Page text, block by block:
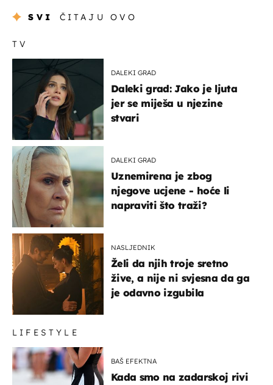
SVI ČITAJU OVO
TV
DALEKI GRAD
Daleki grad: Jako je ljuta
jer se miješa u njezine
stvari
DALEKI GRAD
Uznemirena je zbog
njegove ucjene - hoće li
napraviti što traži?
NASLJEDNIK
Želi da njih troje sretno
žive, a nije ni svjesna da ga
je odavno izgubila
LIFESTYLE
BAŠ EFEKTNA
Kada smo na zadarskoj rivi